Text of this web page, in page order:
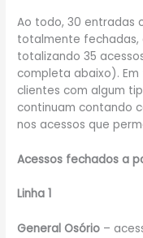
Ao todo, 30 entradas
totalmente fechadas,
totalizando 35
completa abaixo).
clientes com algum
continuam contando
nos acessos que
Acessos fechados a
Linha 1
General Osório –